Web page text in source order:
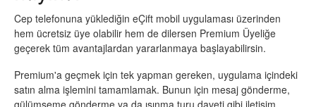
iOS Yardım
İletişim
Cep telefonuna yüklediğin eÇift mobil uygulaması üzerinden
hem ücretsiz üye olabilir hem de dilersen Premium Üyeliğe
geçerek tüm avantajlardan yararlanmaya başlayabilirsin.
Premium'a geçmek için tek yapman gereken, uygulama içindeki
satın alma işlemini tamamlamak. Bunun için mesaj gönderme,